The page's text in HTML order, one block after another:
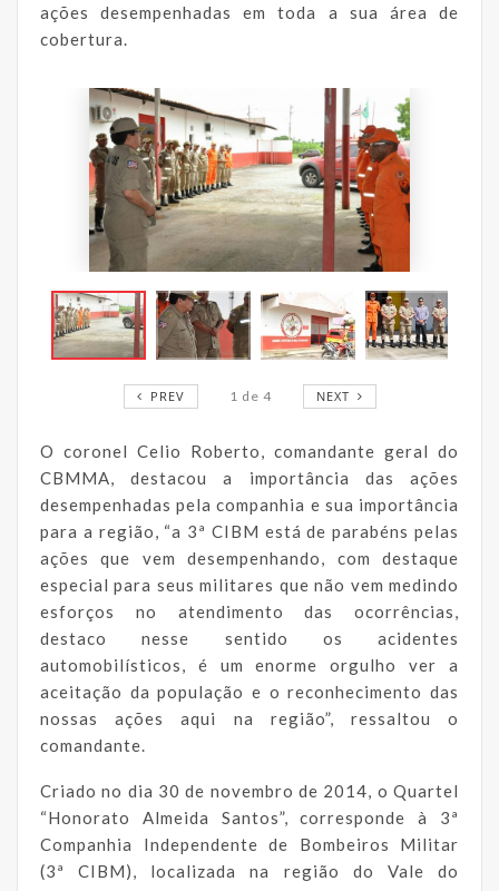
ações desempenhadas em toda a sua área de
cobertura.
PREV 1 de 4 NEXT
O coronel Celio Roberto, comandante geral do
CBMMA, destacou a importância das ações
desempenhadas pela companhia e sua importância
para a região, “a 3ª CIBM está de parabéns pelas
ações que vem desempenhando, com destaque
especial para seus militares que não vem medindo
esforços no atendimento das ocorrências,
destaco nesse sentido os acidentes
automobilísticos, é um enorme orgulho ver a
aceitação da população e o reconhecimento das
nossas ações aqui na região”, ressaltou o
comandante.
Criado no dia 30 de novembro de 2014, o Quartel
“Honorato Almeida Santos”, corresponde à 3ª
Companhia Independente de Bombeiros Militar
(3ª CIBM), localizada na região do Vale do